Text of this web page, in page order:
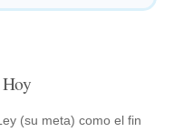
(su meta) como el fin